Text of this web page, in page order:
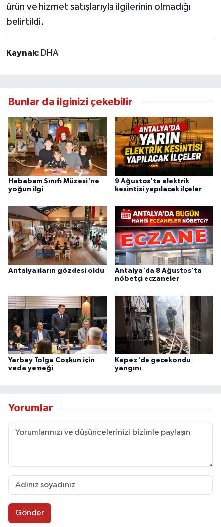
ürün ve hizmet satışlarıyla ilgilerinin olmadığı
belirtildi.
Kaynak: DHA
Bunlar da ilginizi çekebilir
Hababam Sınıfı Müzesi'ne
yoğun ilgi
9 Ağustos’ta elektrik
kesintisi yapılacak ilçeler
Antalyalıların gözdesi oldu
Antalya'da 8 Ağustos'ta
nöbetçi eczaneler
Yarbay Tolga Coşkun için
veda yemeği
Kepez'de gecekondu
yangını
Yorumlar
Gönder